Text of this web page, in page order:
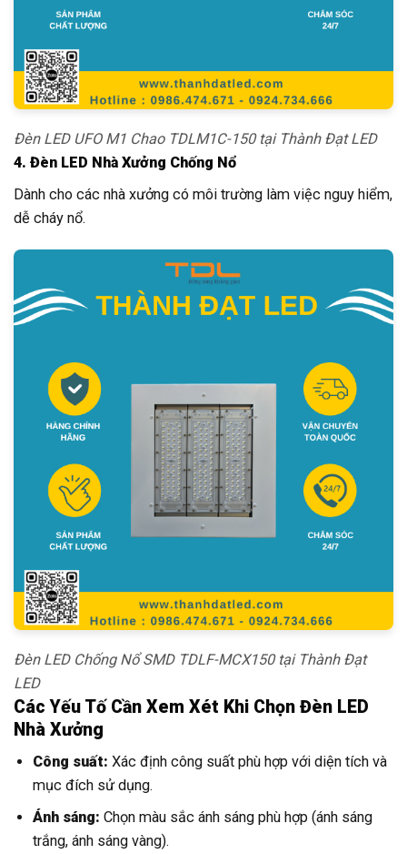
Đèn LED UFO M1 Chao TDLM1C-150 tại Thành Đạt LED
4. Đèn LED Nhà Xưởng Chống Nổ
Dành cho các nhà xưởng có môi trường làm việc nguy hiểm,
dễ cháy nổ.
Đèn LED Chống Nổ SMD TDLF-MCX150 tại Thành Đạt
LED
Các Yếu Tố Cần Xem Xét Khi Chọn Đèn LED
Nhà Xưởng
Công suất: Xác định công suất phù hợp với diện tích và
mục đích sử dụng.
Ánh sáng: Chọn màu sắc ánh sáng phù hợp (ánh sáng
trắng, ánh sáng vàng).